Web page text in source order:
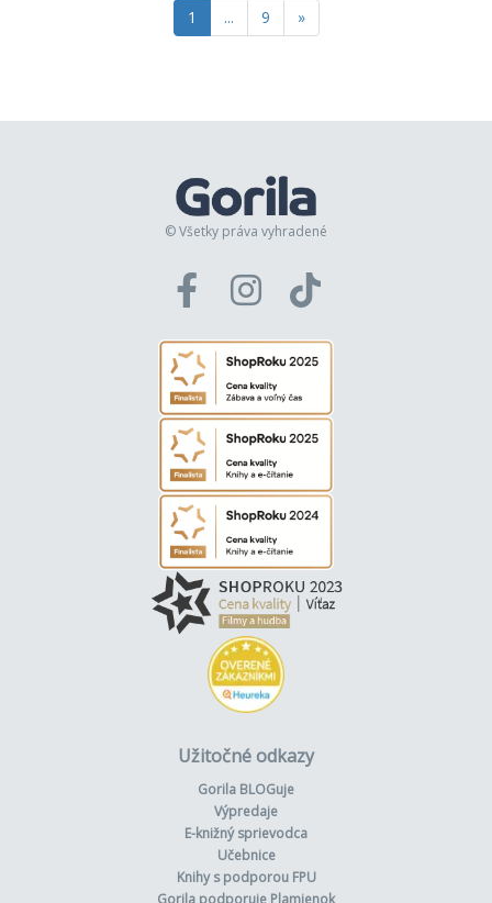
1 ... 9 »
© Všetky práva vyhradené
Užitočné odkazy
Gorila BLOGuje
Výpredaje
E-knižný sprievodca
Učebnice
Knihy s podporou FPU